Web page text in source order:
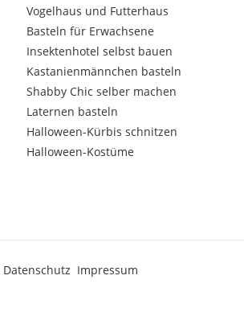
Vogelhaus und Futterhaus
Basteln für Erwachsene
Insektenhotel selbst bauen
Kastanienmännchen basteln
Shabby Chic selber machen
Laternen basteln
Halloween-Kürbis schnitzen
Halloween-Kostüme
Datenschutz Impressum